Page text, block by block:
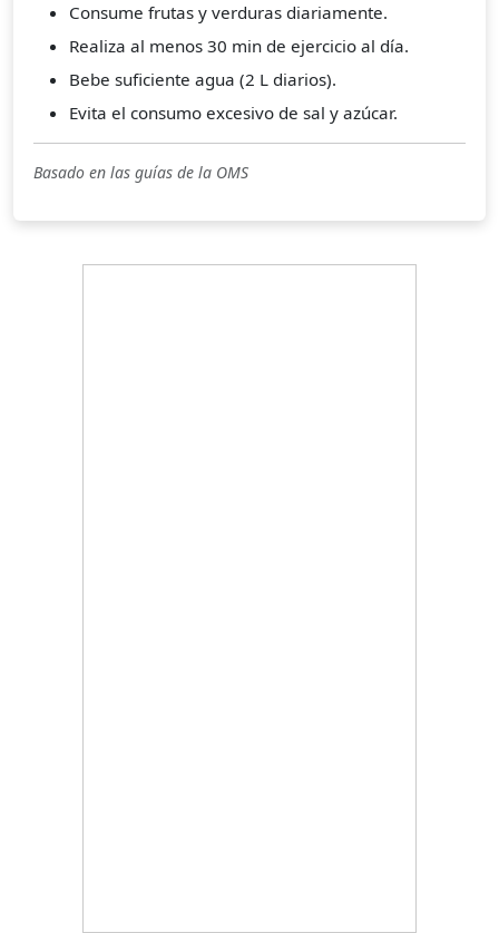
Consume frutas y verduras diariamente.
Realiza al menos 30 min de ejercicio al día.
Bebe suficiente agua (2 L diarios).
Evita el consumo excesivo de sal y azúcar.
Basado en las guías de la OMS